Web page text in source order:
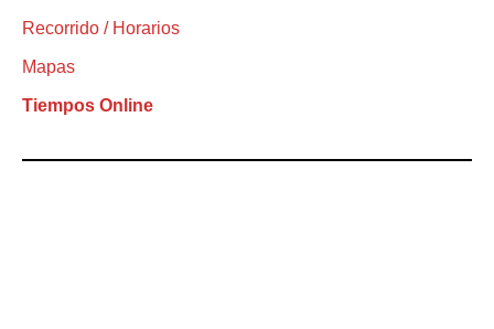
Recorrido / Horarios
Mapas
Tiempos Online